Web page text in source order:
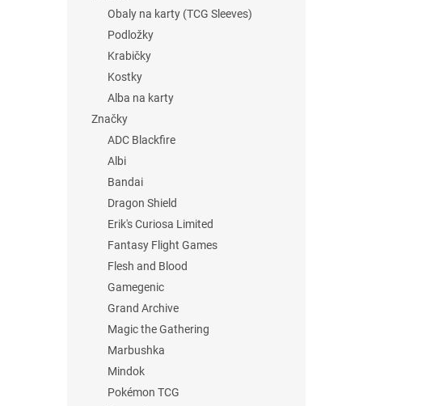
Obaly na karty (TCG Sleeves)
Podložky
Krabičky
Kostky
Alba na karty
Značky
ADC Blackfire
Albi
Bandai
Dragon Shield
Erik's Curiosa Limited
Fantasy Flight Games
Flesh and Blood
Gamegenic
Grand Archive
Magic the Gathering
Marbushka
Mindok
Pokémon TCG